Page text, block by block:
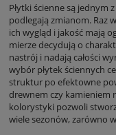
Płytki ścienne są
podlegają zmianom. Raz
ich wygląd i jakość mają
mierze decydują o
nastrój i nadają całości
wybór płytek ściennych
struktur po efektowne
drewnem czy kamieniem
kolorystyki pozwoli
wiele sezonów, zarówno